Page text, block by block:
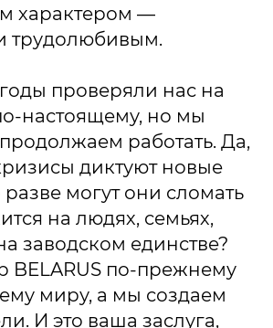
характером —
трудолюбивым.
проверяли нас на
настоящему, но мы
работать. Да,
диктуют новые
могут они сломать
на людях, семьях,
заводском единстве?
BELARUS по-прежнему
миру, а мы создаем
И это ваша заслуга,